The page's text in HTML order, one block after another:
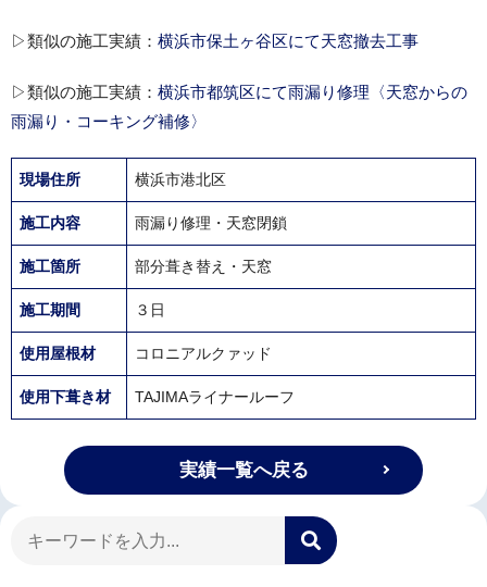
▷類似の施工実績： 横浜市保土ヶ谷区にて天窓撤去工事
▷類似の施工実績： 横浜市都筑区にて雨漏り修理〈天窓からの
雨漏り・コーキング補修〉
現場住所 横浜市港北区
施工内容 雨漏り修理・天窓閉鎖
施工箇所 部分葺き替え・天窓
施工期間 ３日
使用屋根材 コロニアルクァッド
使用下葺き材 TAJIMAライナールーフ
実績一覧へ戻る